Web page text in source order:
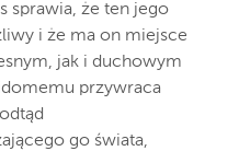
sprawia, że ten jego
i że ma on miejsce
jak i duchowym
przywraca
go świata,